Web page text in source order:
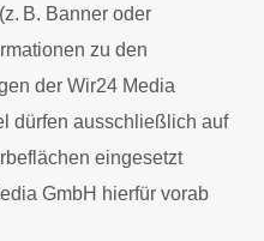
B. Banner oder
zu den
der Wir24 Media
dürfen ausschließlich auf
eingesetzt
GmbH hierfür vorab